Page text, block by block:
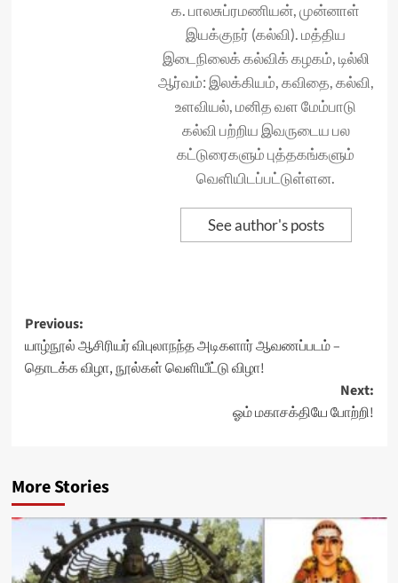
க. பாலசுப்ரமணியன், முன்னாள்
இயக்குநர் (கல்வி). மத்திய
இடைநிலைக் கல்விக் கழகம், டில்லி
ஆர்வம்: இலக்கியம், கவிதை, கல்வி,
உளவியல், மனித வள மேம்பாடு
கல்வி பற்றிய இவருடைய பல
கட்டுரைகளும் புத்தகங்களும்
வெளியிடப்பட்டுள்ளன.
See author's posts
Post
navigation
Previous:
யாழ்நூல் ஆசிரியர் விபுலாநந்த அடிகளார் ஆவணப்படம் –
தொடக்க விழா, நூல்கள் வெளியீட்டு விழா!
Next:
ஓம் மகாசக்தியே போற்றி!
More Stories